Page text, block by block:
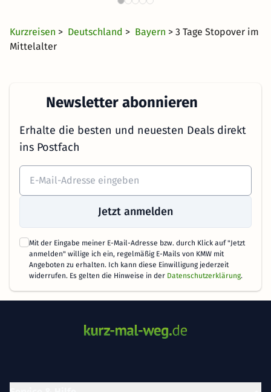
Kurzreisen > Deutschland > Bayern > 3 Tage Stopover im
Mittelalter
Newsletter abonnieren
Erhalte die besten und neuesten Deals direkt
ins Postfach
Jetzt anmelden
Mit der Eingabe meiner E-Mail-Adresse bzw. durch Klick auf "Jetzt
anmelden" willige ich ein, regelmäßig E-Mails von KMW mit
Angeboten zu erhalten. Ich kann diese Einwilligung jederzeit
widerrufen. Es gelten die Hinweise in der Datenschutzerklärung.